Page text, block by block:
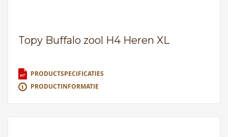
Topy Buffalo zool H4 Heren XL
PRODUCTSPECIFICATIES
PRODUCTINFORMATIE